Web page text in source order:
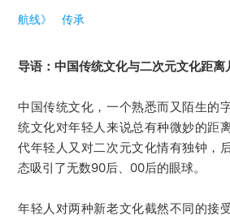
航线》 传承
导语：中国传统文化与二次元文化距离
中国传统文化，一个熟悉而又陌生的
统文化对年轻人来说总有种微妙的距
代年轻人又对二次元文化情有独钟，
态吸引了无数90后、00后的眼球。
年轻人对两种新老文化截然不同的接